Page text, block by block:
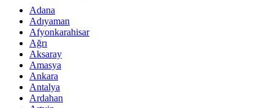
Adana
Adıyaman
Afyonkarahisar
Ağrı
Aksaray
Amasya
Ankara
Antalya
Ardahan